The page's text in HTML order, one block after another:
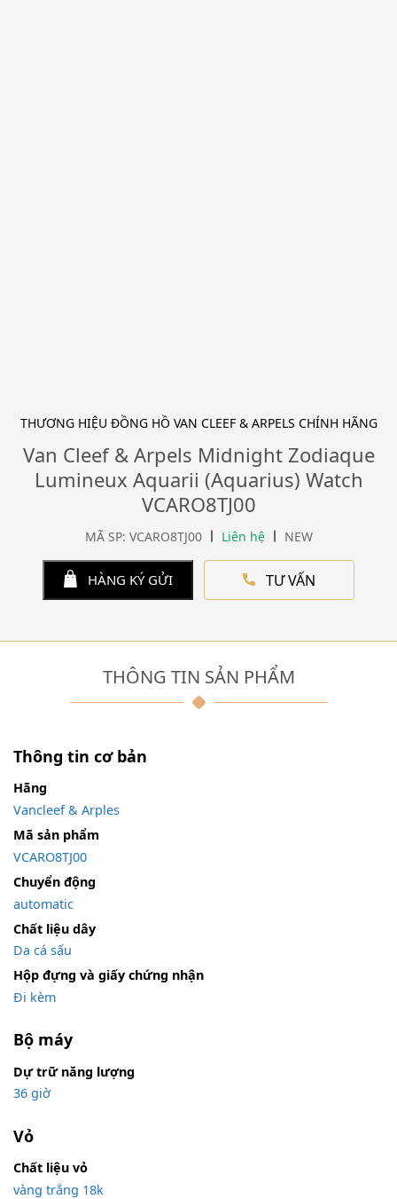
THƯƠNG HIỆU ĐỒNG HỒ VAN CLEEF & ARPELS CHÍNH HÃNG
Van Cleef & Arpels Midnight Zodiaque
Lumineux Aquarii (Aquarius) Watch
VCARO8TJ00
MÃ SP: VCARO8TJ00 Liên hệ NEW
HÀNG KÝ GỬI TƯ VẤN
THÔNG TIN SẢN PHẨM
Thông tin cơ bản
Hãng
Vancleef & Arples
Mã sản phẩm
VCARO8TJ00
Chuyển động
automatic
Chất liệu dây
Da cá sấu
Hộp đựng và giấy chứng nhận
Đi kèm
Bộ máy
Dự trữ năng lượng
36 giờ
Vỏ
Chất liệu vỏ
vàng trắng 18k